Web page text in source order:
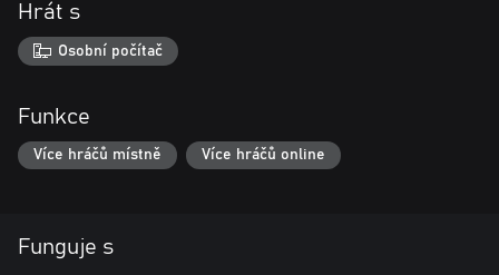
Hrát s
Osobní počítač
Funkce
Více hráčů místně Více hráčů online
Funguje s